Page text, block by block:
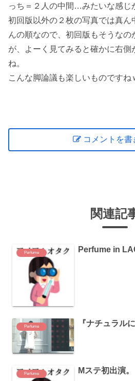
関連記
Perfume Perfume in
Perfume 『ナチュラル
Perfume Mステ初出演。
っち＝２人の中間…みたいな感じ
初回版以外の２枚の写真では真ん
んの順なので、初回版もそうなの
が、よーく見てみると確かに右側
ね。
こんな脚論議も楽しいものですね
コメントを書